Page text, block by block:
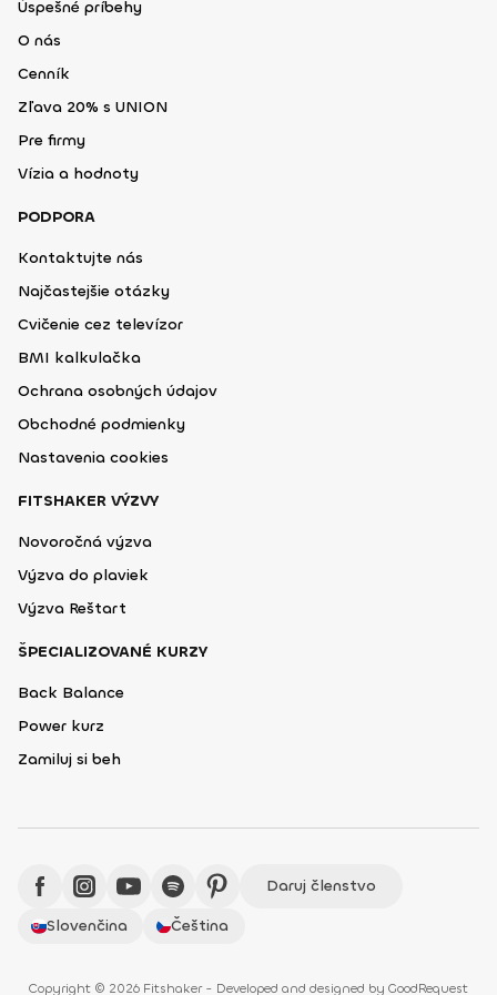
Úspešné príbehy
O nás
Cenník
Zľava 20% s UNION
Pre firmy
Vízia a hodnoty
PODPORA
Kontaktujte nás
Najčastejšie otázky
Cvičenie cez televízor
BMI kalkulačka
Ochrana osobných údajov
Obchodné podmienky
Nastavenia cookies
FITSHAKER VÝZVY
Novoročná výzva
Výzva do plaviek
Výzva Reštart
ŠPECIALIZOVANÉ KURZY
Back Balance
Power kurz
Zamiluj si beh
Daruj členstvo
Slovenčina
Čeština
Copyright © 2026 Fitshaker - Developed and designed by GoodRequest